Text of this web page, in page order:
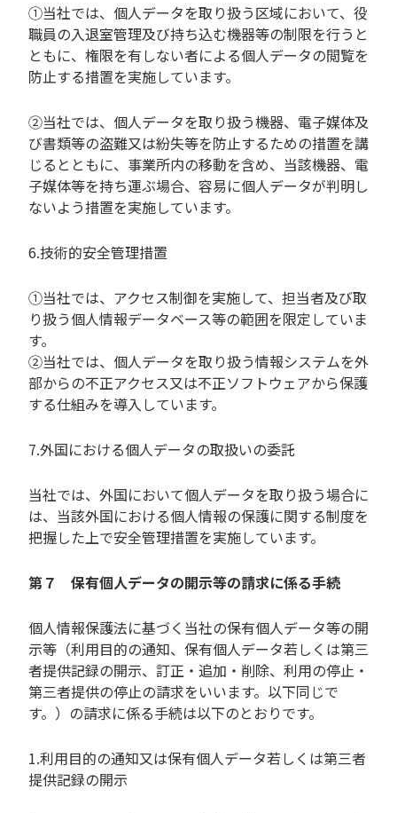
①当社では、個人データを取り扱う区域において、役
職員の入退室管理及び持ち込む機器等の制限を行うと
ともに、権限を有しない者による個人データの閲覧を
防止する措置を実施しています。
②当社では、個人データを取り扱う機器、電子媒体及
び書類等の盗難又は紛失等を防止するための措置を講
じるとともに、事業所内の移動を含め、当該機器、電
子媒体等を持ち運ぶ場合、容易に個人データが判明し
ないよう措置を実施しています。
6.技術的安全管理措置
①当社では、アクセス制御を実施して、担当者及び取
り扱う個人情報データベース等の範囲を限定していま
す。
②当社では、個人データを取り扱う情報システムを外
部からの不正アクセス又は不正ソフトウェアから保護
する仕組みを導入しています。
7.外国における個人データの取扱いの委託
当社では、外国において個人データを取り扱う場合に
は、当該外国における個人情報の保護に関する制度を
把握した上で安全管理措置を実施しています。
第７ 保有個人データの開示等の請求に係る手続
個人情報保護法に基づく当社の保有個人データ等の開
示等（利用目的の通知、保有個人データ若しくは第三
者提供記録の開示、訂正・追加・削除、利用の停止・
第三者提供の停止の請求をいいます。以下同じで
す。）の請求に係る手続は以下のとおりです。
1.利用目的の通知又は保有個人データ若しくは第三者
提供記録の開示